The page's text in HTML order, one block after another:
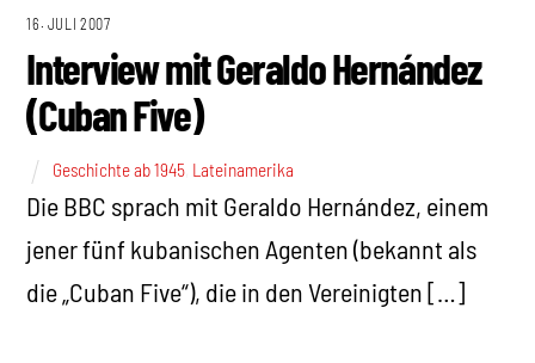
16. JULI 2007
Interview mit Geraldo Hernández
(Cuban Five)
Geschichte ab 1945 Lateinamerika
Die BBC sprach mit Geraldo Hernández, einem
jener fünf kubanischen Agenten (bekannt als
die „Cuban Five“), die in den Vereinigten […]